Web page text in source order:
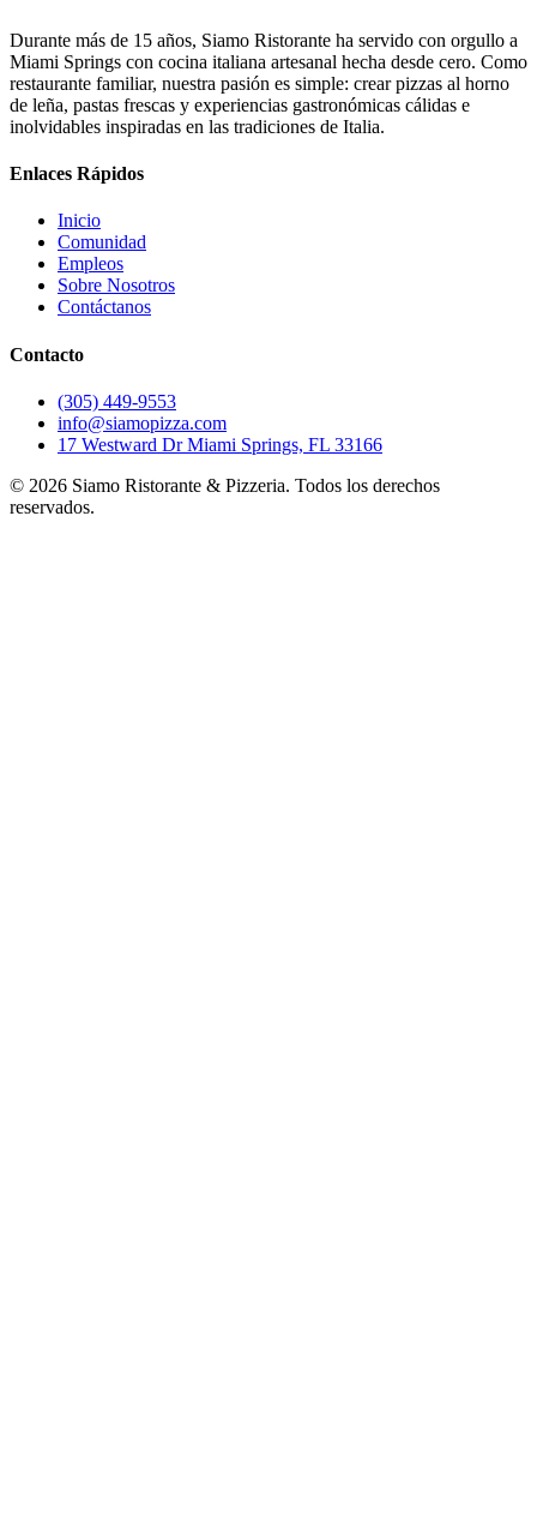
Durante más de 15 años, Siamo Ristorante ha servido con orgullo a
Miami Springs con cocina italiana artesanal hecha desde cero. Como
restaurante familiar, nuestra pasión es simple: crear pizzas al horno
de leña, pastas frescas y experiencias gastronómicas cálidas e
inolvidables inspiradas en las tradiciones de Italia.
Enlaces Rápidos
Inicio
Comunidad
Empleos
Sobre Nosotros
Contáctanos
Contacto
(305) 449-9553
info@siamopizza.com
17 Westward Dr Miami Springs, FL 33166
© 2026 Siamo Ristorante & Pizzeria. Todos los derechos
reservados.